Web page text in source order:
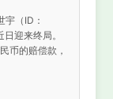
（ID：
迎来终局。
币的赔偿款，